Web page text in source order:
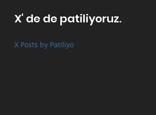
X' de de patiliyoruz.
X Posts by Patiliyo